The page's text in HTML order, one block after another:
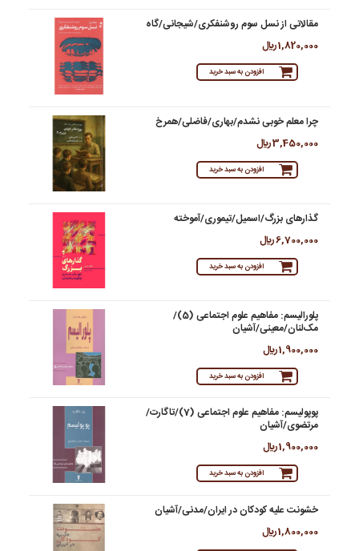
مقالاتی از نسل سوم روشنفکری/شیجانی/گاه
1,820,000 ريال
افزودن به سبد خرید
چرا معلم خوبی نشدم/بهاری/فاضلی/همرخ
3,450,000 ريال
افزودن به سبد خرید
گذارهای بزرگ/اسمیل/تیموری/آموخته
6,700,000 ريال
افزودن به سبد خرید
پلورالیسم: مفاهیم علوم اجتماعی (5)/
مک‌لنان/معینی/آشیان
1,900,000 ريال
افزودن به سبد خرید
پوپولیسم: مفاهیم علوم اجتماعی (7)/تاگارت/
مرتضوی/آشیان
1,900,000 ريال
افزودن به سبد خرید
خشونت علیه کودکان در ایران/مدنی/آشیان
1,800,000 ريال